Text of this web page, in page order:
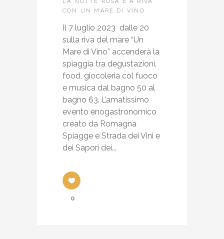
CON UN MARE DI VINO
Il 7 luglio 2023 dalle 20
sulla riva del mare “Un
Mare di Vino” accenderà la
spiaggia tra degustazioni,
food, giocoleria col fuoco
e musica dal bagno 50 al
bagno 63. L’amatissimo
evento enogastronomico
creato da Romagna
Spiagge e Strada dei Vini e
dei Sapori dei...
0